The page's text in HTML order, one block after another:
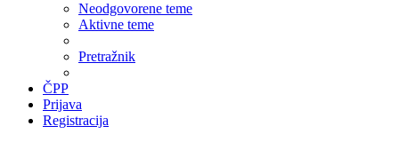
Neodgovorene teme
Aktivne teme
Pretražnik
ČPP
Prijava
Registracija